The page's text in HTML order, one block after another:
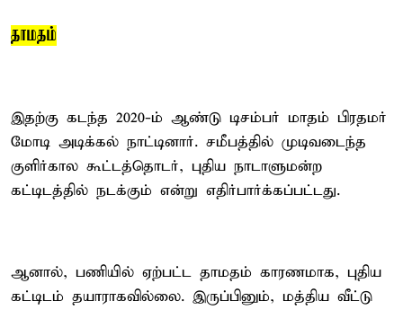
தாமதம்
இதற்கு கடந்த 2020-ம் ஆண்டு டிசம்பர் மாதம் பிரதமர்
மோடி அடிக்கல் நாட்டினார். சமீபத்தில் முடிவடைந்த
குளிர்கால கூட்டத்தொடர், புதிய நாடாளுமன்ற
கட்டிடத்தில் நடக்கும் என்று எதிர்பார்க்கப்பட்டது.
ஆனால், பணியில் ஏற்பட்ட தாமதம் காரணமாக, புதிய
கட்டிடம் தயாராகவில்லை. இருப்பினும், மத்திய வீட்டு